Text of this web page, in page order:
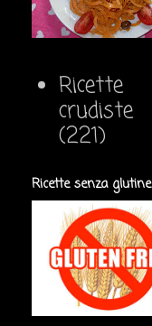
Ricette
crudiste
(221)
Ricette senza glutine